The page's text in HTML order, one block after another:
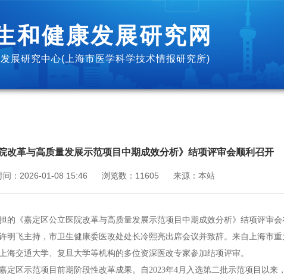
和健康发展研究网
发展研究中心(上海市医学科学技术情报研究所)
改革与高质量发展示范项目中期成效分析》结项评审会顺利召开
： 2026-01-08 15:46 浏览数： 11605 来源： 本站
的《嘉定区公立医院改革与高质量发展示范项目中期成效分析》结项评审会
明飞主持，市卫生健康委医改处处长冷熙亮出席会议并致辞。来自上海市
海交通大学、复旦大学等机构的多位资深医改专家参加结项评审。
定区示范项目前期阶段性改革成果。自2023年4月入选第二批示范项目以来